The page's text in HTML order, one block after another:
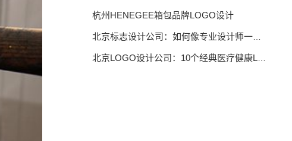
杭州HENEGEE箱包品牌LOGO设计